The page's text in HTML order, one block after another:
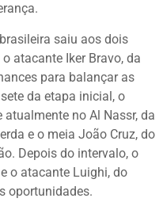
saiu aos dois
atacante Iker Bravo, da
para balançar as
da etapa inicial, o
atualmente no Al Nassr, da
e o meia João Cruz, do
Depois do intervalo, o
o atacante Luighi, do
oportunidades.